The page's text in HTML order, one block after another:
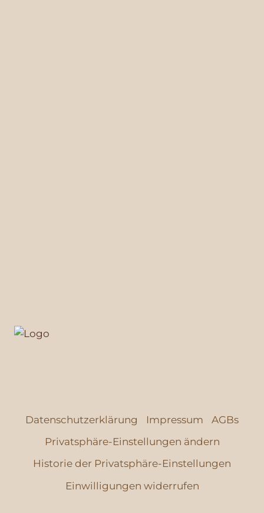
Datenschutzerklärung Impressum
AGBs
Privatsphäre-Einstellungen ändern
Historie der Privatsphäre-Einstellungen
Einwilligungen widerrufen